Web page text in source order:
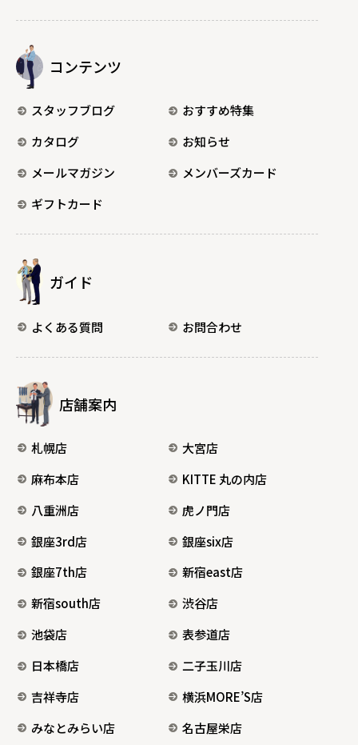
コンテンツ
スタッフブログ
おすすめ特集
カタログ
お知らせ
メールマガジン
メンバーズカード
ギフトカード
ガイド
よくある質問 お問合わせ
店舗案内
札幌店
大宮店
麻布本店
KITTE 丸の内店
八重洲店
虎ノ門店
銀座3rd店
銀座six店
銀座7th店
新宿east店
新宿south店
渋谷店
池袋店
表参道店
日本橋店
二子玉川店
吉祥寺店
横浜MORE’S店
みなとみらい店
名古屋栄店